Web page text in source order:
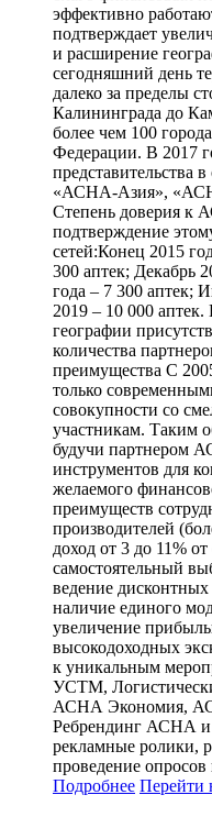
эффективно
подтверждает
и расширение
сегодняшний день
далеко за пределы
Калининграда до
более чем 100
Федерации. В 2017
представительства
«АСНА-Азия»,
Степень доверия к
подтверждение
сетей:Конец 2015
300 аптек; Декабрь
года – 7 300 аптек;
2019 – 10 000
географии
количества
преимущества С
только
совокупности со
участникам. Таким
будучи партнером
инструментов для
желаемого
преимуществ
производителей
доход от 3 до 11%
самостоятельный
ведение
наличие единого
увеличение
высокодоходных
к уникальным
УСТМ,
АСНА Экономия,
Ребрендинг АСНА и
рекламные ролики,
проведение опросов
Подробнее Перейти